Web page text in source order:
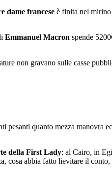
dame francese è finita nel mirino
Emmanuel Macron spende
non gravano sulle casse
pesanti quanto mezza manovra
della First Lady: al Cairo, in
cosa abbia fatto lievitare il conto,